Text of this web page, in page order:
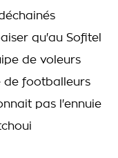
qu'au Sofitel
de voleurs
de footballeurs
pas l'ennuie